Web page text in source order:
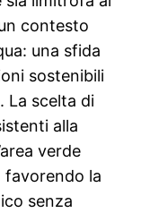
contesto
una sfida
sostenibili
La scelta di
alla
verde
la
senza